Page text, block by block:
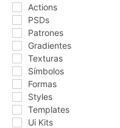
Actions
PSDs
Patrones
Gradientes
Texturas
Símbolos
Formas
Styles
Templates
Ui Kits